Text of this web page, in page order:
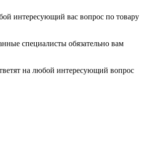
интересующий вас вопрос по товару
специалисты обязательно вам
на любой интересующий вопрос